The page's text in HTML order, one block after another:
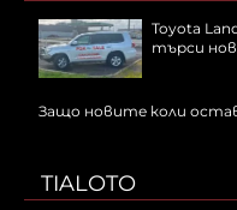
Toyota
търси
Защо новите коли
TIALOTO